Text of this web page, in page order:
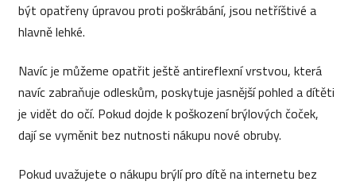
být opatřeny úpravou proti poškrábání, jsou netříštivé a
hlavně lehké.
Navíc je můžeme opatřit ještě antireflexní vrstvou, která
navíc zabraňuje odleskům, poskytuje jasnější pohled a dítěti
je vidět do očí. Pokud dojde k poškození brýlových čoček,
dají se vyměnit bez nutnosti nákupu nové obruby.
Pokud uvažujete o nákupu brýlí pro dítě na internetu bez